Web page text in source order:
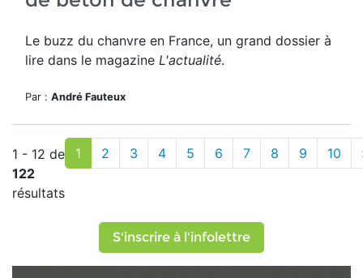
Le buzz du chanvre en France, un grand dossier à
lire dans le magazine L'actualité.
Par : André Fauteux
1 - 12 de
122
résultats
1 2 3 4 5 6 7 8 9 10
S'inscrire à l'infolettre